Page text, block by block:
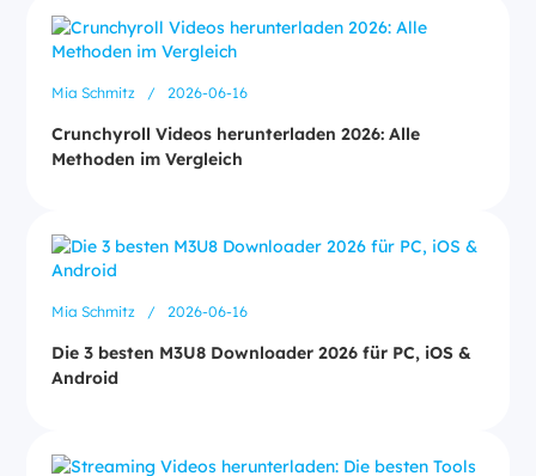
Mia Schmitz / 2026-06-16
Crunchyroll Videos herunterladen 2026: Alle
Methoden im Vergleich
Mia Schmitz / 2026-06-16
Die 3 besten M3U8 Downloader 2026 für PC, iOS &
Android